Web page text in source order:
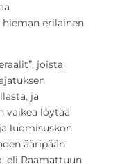
hieman erilainen
joista
ja
vaikea löytää
luomisuskon
ääripään
eli Raamattuun